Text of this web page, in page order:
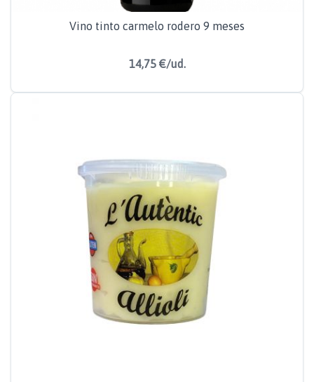
Vino tinto carmelo rodero 9 meses
14,75 €/ud.